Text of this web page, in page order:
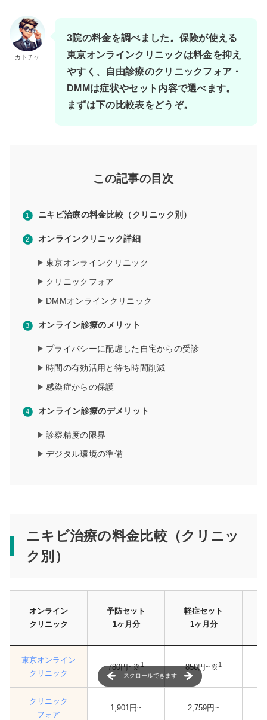
カトチャ
3院の料金を調べました。保険が使える
東京オンラインクリニックは料金を抑え
やすく、自由診療のクリニックフォア・
DMMは症状やセット内容で選べます。
まずは下の比較表をどうぞ。
この記事の目次
ニキビ治療の料金比較（クリニック別）
オンラインクリニック詳細
東京オンラインクリニック
クリニックフォア
DMMオンラインクリニック
オンライン診療のメリット
プライバシーに配慮した自宅からの受診
時間の有効活用と待ち時間削減
感染症からの保護
オンライン診療のデメリット
診察精度の限界
デジタル環境の準備
ニキビ治療の料金比較（クリニッ
ク別）
オンライン
クリニック
予防セット
1ヶ月分
軽症セット
1ヶ月分
東京オンライン
クリニック
780円~※1 850円~※ 1
クリニック
フォア
1,901円~ 2,759円~
スクロールできます